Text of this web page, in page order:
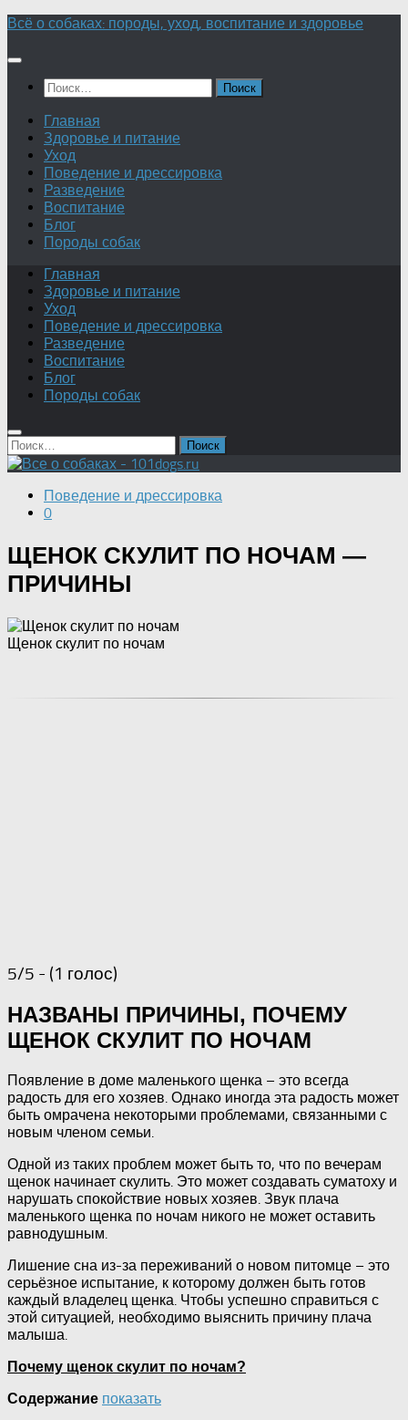
Перейти
содержимому
Всё о собаках: породы, уход, воспитание и здоровье
Найти:
Главная
Здоровье и питание
Уход
Поведение и дрессировка
Разведение
Воспитание
Блог
Породы собак
Главная
Здоровье и питание
Уход
Поведение и дрессировка
Разведение
Воспитание
Блог
Породы собак
Найти:
Поведение и дрессировка
0
ЩЕНОК СКУЛИТ ПО НОЧАМ —
ПРИЧИНЫ
Щенок скулит по ночам
5/5 - (1 голос)
НАЗВАНЫ ПРИЧИНЫ, ПОЧЕМУ
ЩЕНОК СКУЛИТ ПО НОЧАМ
Появление в доме маленького щенка – это всегда
радость для его хозяев. Однако иногда эта радость может
быть омрачена некоторыми проблемами, связанными с
новым членом семьи.
Одной из таких проблем может быть то, что по вечерам
щенок начинает скулить. Это может создавать суматоху и
нарушать спокойствие новых хозяев. Звук плача
маленького щенка по ночам никого не может оставить
равнодушным.
Лишение сна из-за переживаний о новом питомце – это
серьёзное испытание, к которому должен быть готов
каждый владелец щенка. Чтобы успешно справиться с
этой ситуацией, необходимо выяснить причину плача
малыша.
Почему щенок скулит по ночам?
Содержание показать